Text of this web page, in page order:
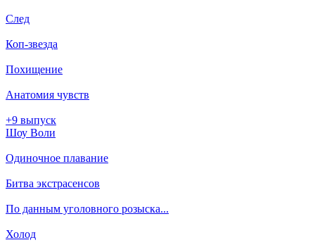
След
Коп-звезда
Похищение
Анатомия чувств
+9 выпуск
Шоу Воли
Одиночное плавание
Битва экстрасенсов
По данным уголовного розыска...
Холод